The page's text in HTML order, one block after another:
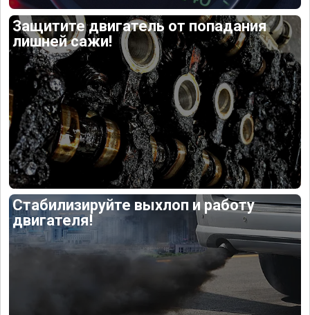
Защитите двигатель от попадания
лишней сажи!
Стабилизируйте выхлоп и работу
двигателя!